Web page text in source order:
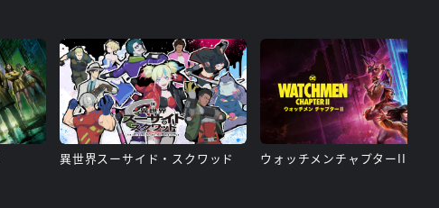
異世界スーサイド・スクワッド ウォッチメンチャプターII